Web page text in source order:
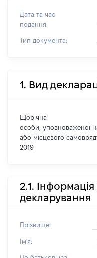
Дата та час
подання:
Тип документа:
1. Вид
Щорічна
особи, уповноваженої
або місцевого
2019
2.1.
декларування
Прізвище:
Ім'я: